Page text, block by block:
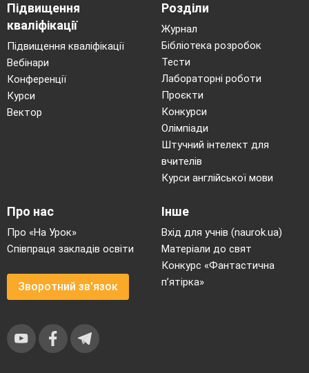
Підвищення
кваліфікації
Підвищення кваліфікації
Вебінари
Конференції
Курси
Вектор
Розділи
Журнал
Бібліотека розробок
Тести
Лабораторні роботи
Проєкти
Конкурси
Олімпіади
Штучний інтелект для
вчителів
Курси англійської мови
Про нас
Про «На Урок»
Співпраця закладів освіти
Зворотний зв'язок
Інше
Вхід для учнів (naurok.ua)
Матеріали до свят
Конкурс «Фантастична
п’ятірка»